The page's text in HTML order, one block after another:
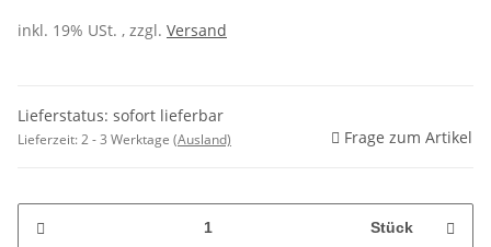
inkl. 19% USt. , zzgl. Versand
Lieferstatus: sofort lieferbar
Lieferzeit:2 - 3 Werktage (Ausland) Frage zum Artikel
Stück